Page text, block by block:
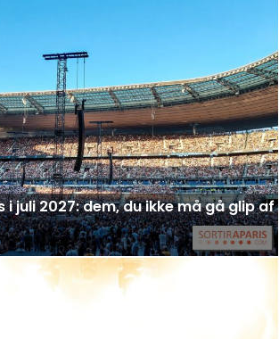
i juli 2027: dem, du ikke må gå glip af